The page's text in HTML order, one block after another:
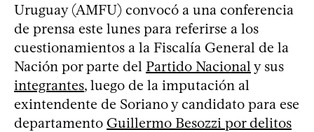
Uruguay (AMFU) convocó a una conferencia
de prensa este lunes para referirse a los
cuestionamientos a la Fiscalía General de la
Nación por parte del Partido Nacional y sus
integrantes, luego de la imputación al
exintendente de Soriano y candidato para ese
departamento Guillermo Besozzi por delitos